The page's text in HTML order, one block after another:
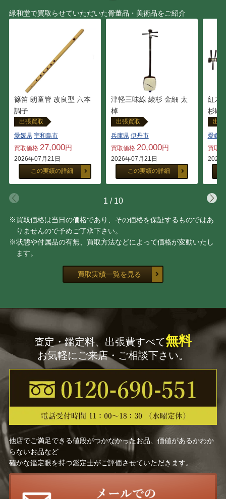
緑和堂で買取らせていただいた骨董品・美術品をご紹介
篠笛 朗童管 改良型 六本
調子
出張買取
愛媛県 宇和島市
買取価格 27,000円
2026年07月21日
この実績の詳細
津軽三味線 綾杉 金細 太
棹
出張買取
兵庫県 伊丹市
買取価格 20,000円
2026年07月21日
この実績の詳細
紅木
杉彫
出
愛媛県
買取
2026
1 / 10
※買取価格は当日の価格であり、その価格を保証するものではあ
りませんので予めご了承下さい。
※状態や付属品の有無、買取方法などによって価格が変動いたし
ます。
買取実績一覧を見る
査定・鑑定料、出張費すべて無料
お気軽にご来店・ご相談下さい。
他店でご満足できる値段がつかなかったお品、価値があるかわか
らないお品など
確かな鑑定眼を持つ鑑定士がご評価させていただきます。